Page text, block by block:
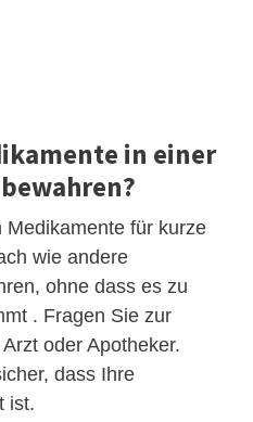
in einer
für kurze
wie andere
ohne dass es zu
. Fragen Sie zur
oder Apotheker.
dass Ihre
ist.